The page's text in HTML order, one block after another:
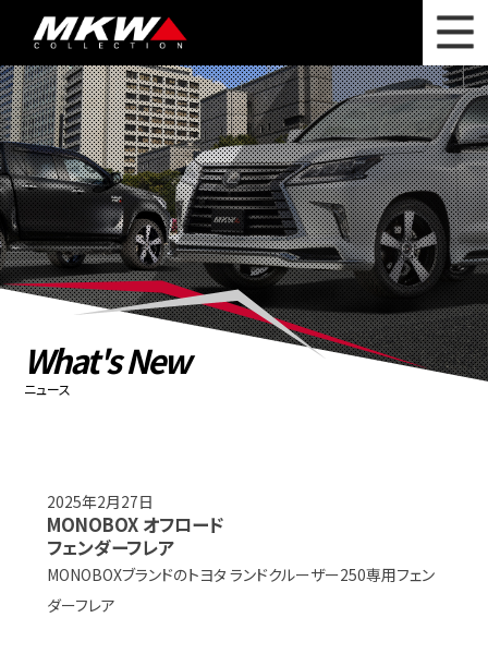
WHAT'S NEW ニュース
WHEEL LINEUP ホイールラインナップ
OTHER PRODUCT 関連製品
PHOTO GALLERY フォトギャラリー
カタログ請求
PRIVACY POLICY 個人情報保護方針
What's New
ニュース
2025年2月27日
MONOBOX オフロード
フェンダーフレア
MONOBOXブランドのトヨタ ランドクルーザー250専用フェン
ダーフレア